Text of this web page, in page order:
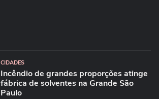
CIDADES
Incêndio de grandes proporções atinge
fábrica de solventes na Grande São
Paulo